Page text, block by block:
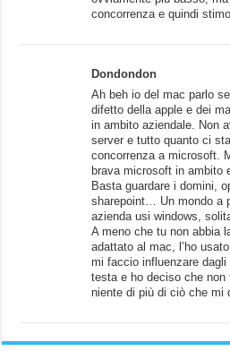
concorrenza e quindi
Dondondon
Ah beh io del mac parlo
difetto della apple e dei
in ambito aziendale. Non
server e tutto quanto ci
concorrenza a microsoft.
brava microsoft in ambito
Basta guardare i domini,
sharepoint… Un mondo a
azienda usi windows,
A meno che tu non abbia
adattato al mac, l’ho
mi faccio influenzare
testa e ho deciso che
niente di più di ciò che mi